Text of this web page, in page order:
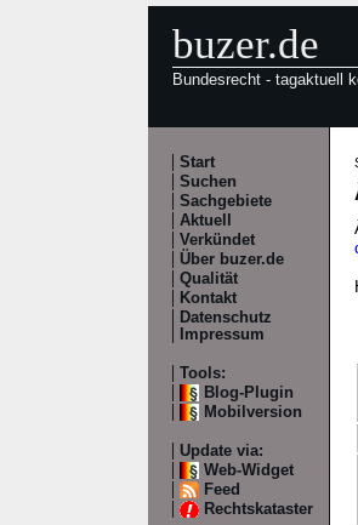
buzer.de
Bundesrecht - tagaktuell
Start
Suchen
Sachgebiete
Aktuell
Verkündet
Über buzer.de
Qualität
Kontakt
Datenschutz
Impressum
Tools:
Blog-Plugin
Mobilversion
Update via:
Web-Widget
Feed
Rechtskataster